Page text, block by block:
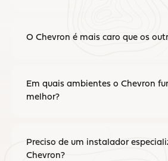
O Chevron é mais caro que os
Em quais ambientes o Chevron
melhor?
Preciso de um instalador
Chevron?